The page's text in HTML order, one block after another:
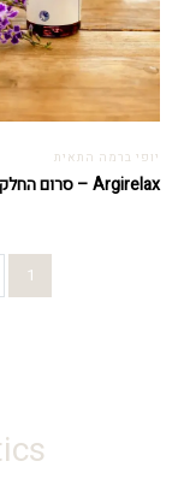
יופי ברמה התאית
Argirelax – סרום החלקה ומיצוק
1